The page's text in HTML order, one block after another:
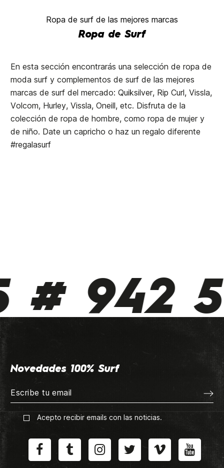
Ropa de surf de las mejores marcas
Ropa de Surf
En esta sección encontrarás una selección de ropa de
moda surf y complementos de surf de las mejores
marcas de surf del mercado: Quiksilver, Rip Curl, Vissla,
Volcom, Hurley, Vissla, Oneill, etc. Disfruta de la
colección de ropa de hombre, como ropa de mujer y
de niño. Date un capricho o haz un regalo diferente
#regalasurf
942
Novedades 100% Surf
Acepto recibir emails con las noticias.